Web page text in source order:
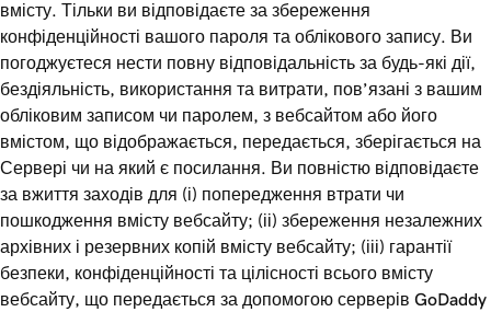
вмісту. Тільки ви відповідаєте за збереження
конфіденційності вашого пароля та облікового запису. Ви
погоджуєтеся нести повну відповідальність за будь-які дії,
бездіяльність, використання та витрати, пов’язані з вашим
обліковим записом чи паролем, з вебсайтом або його
вмістом, що відображається, передається, зберігається на
Сервері чи на який є посилання. Ви повністю відповідаєте
за вжиття заходів для (і) попередження втрати чи
пошкодження вмісту вебсайту; (іі) збереження незалежних
архівних і резервних копій вмісту вебсайту; (ііі) гарантії
безпеки, конфіденційності та цілісності всього вмісту
вебсайту, що передається за допомогою серверів GoDaddy